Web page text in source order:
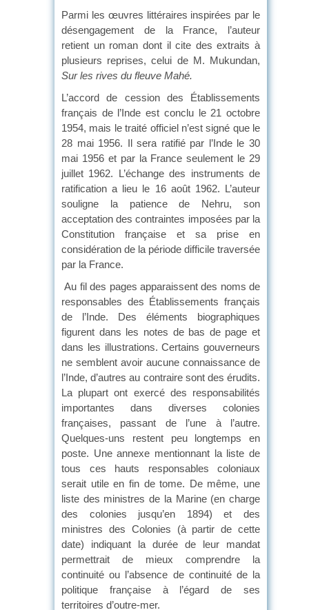
Parmi les œuvres littéraires inspirées par le
désengagement de la France, l’auteur
retient un roman dont il cite des extraits à
plusieurs reprises, celui de M. Mukundan,
Sur les rives du fleuve Mahé.
L’accord de cession des Établissements
français de l’Inde est conclu le 21 octobre
1954, mais le traité officiel n’est signé que le
28 mai 1956. Il sera ratifié par l’Inde le 30
mai 1956 et par la France seulement le 29
juillet 1962. L’échange des instruments de
ratification a lieu le 16 août 1962. L’auteur
souligne la patience de Nehru, son
acceptation des contraintes imposées par la
Constitution française et sa prise en
considération de la période difficile traversée
par la France.
Au fil des pages apparaissent des noms de
responsables des Établissements français
de l’Inde. Des éléments biographiques
figurent dans les notes de bas de page et
dans les illustrations. Certains gouverneurs
ne semblent avoir aucune connaissance de
l’Inde, d’autres au contraire sont des érudits.
La plupart ont exercé des responsabilités
importantes dans diverses colonies
françaises, passant de l’une à l’autre.
Quelques-uns restent peu longtemps en
poste. Une annexe mentionnant la liste de
tous ces hauts responsables coloniaux
serait utile en fin de tome. De même, une
liste des ministres de la Marine (en charge
des colonies jusqu’en 1894) et des
ministres des Colonies (à partir de cette
date) indiquant la durée de leur mandat
permettrait de mieux comprendre la
continuité ou l’absence de continuité de la
politique française à l’égard de ses
territoires d’outre-mer.